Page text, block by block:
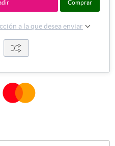
Comprar
a la que desea enviar